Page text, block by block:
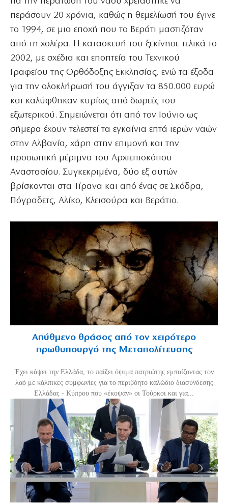
περάσουν 20 χρόνια, καθώς η θεμελίωσή του έγινε
το 1994, σε μια εποχή που το Βεράτι μαστιζόταν
από τη χολέρα. Η κατασκευή του ξεκίνησε τελικά το
2002, με σχέδια και εποπτεία του Τεχνικού
Γραφείου της Ορθόδοξης Εκκλησίας, ενώ τα έξοδα
για την ολοκλήρωσή του άγγιξαν τα 850.000 ευρώ
και καλύφθηκαν κυρίως από δωρεές του
εξωτερικού. Σημειώνεται ότι από τον Ιούνιο ως
σήμερα έχουν τελεστεί τα εγκαίνια επτά ιερών ναών
στην Αλβανία, χάρη στην επιμονή και την
προσωπική μέριμνα του Αρχιεπισκόπου
Αναστασίου. Συγκεκριμένα, δύο εξ αυτών
βρίσκονται στα Τίρανα και από ένας σε Σκόδρα,
Πόγραδετς, Αλίκο, Κλεισούρα και Βεράτιο.
Απύθμενο θράσος από τον χειρότερο
πρωθυπουργό της Μεταπολίτευσης
Έχει κάψει την Ελλάδα, το παίζει όψιμα πατριώτης εμπαίζοντας τον
λαό με κάλπικες συμφωνίες για το περιβόητο καλώδιο διασύνδεσης
Ελλάδας - Κύπρου που «έκοψαν» οι Τούρκοι και για...